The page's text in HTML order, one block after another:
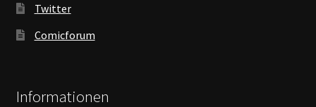
Twitter
Comicforum
Informationen